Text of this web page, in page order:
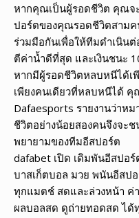
หากคุณเป็นผู้รอดชีวิต คุณจ
ปอร์ตของคุณรอดชีวิตสาม
ร่วมมือกันเพื่อให้ทีมดำเนิน
ตีค่าน้ำดีที่สุด และเงินชนะ
หากมีผู้รอดชีวิตหลบหนีได้เ
เพียงคนเดียวที่หลบหนีได้
Dafaesports รายงานว่าห
ชีวิตอย่างน้อยสองคนจึงจะ
พยายามของทีมอีสปอร์ต
dafabet เปิด เดิมพันอีสปอ
บาสเก็ตบอล มวย พนันอีสป
ทุกแมตช์ สดและล่วงหน้า ค่
ผลบอลสด ดูถ่ายทอดสด ได้